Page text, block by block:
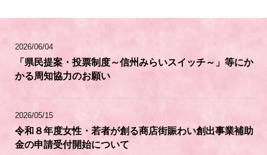
2026/06/04
「県民提案・投票制度～信州みらいスイッチ～」等にか
かる周知協力のお願い
2026/05/15
令和８年度女性・若者が創る商店街賑わい創出事業補助
金の申請受付開始について